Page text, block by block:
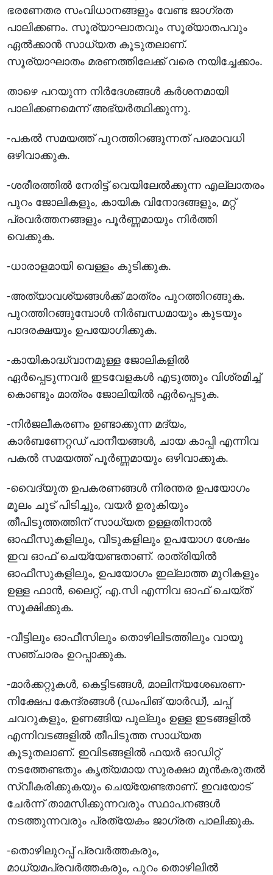
ഭരണേതര സംവിധാനങ്ങളും വേണ്ട ജാഗ്രത
പാലിക്കണം. സൂര്യാഘാതവും സൂര്യാതപവും
ഏൽക്കാൻ സാധ്യത കൂടുതലാണ്.
സൂര്യാഘാതം മരണത്തിലേക്ക് വരെ നയിച്ചേക്കാം.
താഴെ പറയുന്ന നിർദേശങ്ങൾ കർശനമായി
പാലിക്കണമെന്ന് അഭ്യർത്ഥിക്കുന്നു.
-പകൽ സമയത്ത് പുറത്തിറങ്ങുന്നത് പരമാവധി
ഒഴിവാക്കുക.
-ശരീരത്തിൽ നേരിട്ട് വെയിലേൽക്കുന്ന എല്ലാതരം
പുറം ജോലികളും, കായിക വിനോദങ്ങളും, മറ്റ്
പ്രവർത്തനങ്ങളും പൂർണ്ണമായും നിർത്തി
വെക്കുക.
-ധാരാളമായി വെള്ളം കുടിക്കുക.
-അത്യാവശ്യങ്ങൾക്ക് മാത്രം പുറത്തിറങ്ങുക.
പുറത്തിറങ്ങുമ്പോൾ നിർബന്ധമായും കുടയും
പാദരക്ഷയും ഉപയോഗിക്കുക.
-കായികാദ്ധ്വാനമുള്ള ജോലികളിൽ
ഏർപ്പെടുന്നവർ ഇടവേളകൾ എടുത്തും വിശ്രമിച്ച്
കൊണ്ടും മാത്രം ജോലിയിൽ ഏർപ്പെടുക.
-നിർജലീകരണം ഉണ്ടാക്കുന്ന മദ്യം,
കാർബണേറ്റഡ് പാനീയങ്ങൾ, ചായ കാപ്പി എന്നിവ
പകൽ സമയത്ത് പൂർണ്ണമായും ഒഴിവാക്കുക.
-വൈദ്യുത ഉപകരണങ്ങൾ നിരന്തര ഉപയോഗം
മൂലം ചൂട് പിടിച്ചും, വയർ ഉരുകിയും
തീപിടുത്തത്തിന് സാധ്യത ഉള്ളതിനാൽ
ഓഫീസുകളിലും, വീടുകളിലും ഉപയോഗ ശേഷം
ഇവ ഓഫ് ചെയ്യേണ്ടതാണ്. രാത്രിയിൽ
ഓഫീസുകളിലും, ഉപയോഗം ഇല്ലാത്ത മുറികളും
ഉള്ള ഫാൻ, ലൈറ്റ്, എ.സി എന്നിവ ഓഫ് ചെയ്ത്
സൂക്ഷിക്കുക.
-വീട്ടിലും ഓഫീസിലും തൊഴിലിടത്തിലും വായു
സഞ്ചാരം ഉറപ്പാക്കുക.
-മാർക്കറ്റുകൾ, കെട്ടിടങ്ങൾ, മാലിന്യശേഖരണ-
നിക്ഷേപ കേന്ദ്രങ്ങൾ (ഡംപിങ് യാർഡ്), ചപ്പ്
ചവറുകളും, ഉണങ്ങിയ പുല്ലും ഉള്ള ഇടങ്ങളിൽ
എന്നിവടങ്ങളിൽ തീപിടുത്ത സാധ്യത
കൂടുതലാണ്. ഇവിടങ്ങളിൽ ഫയർ ഓഡിറ്റ്
നടത്തേണ്ടതും കൃത്യമായ സുരക്ഷാ മുൻകരുതൽ
സ്വീകരിക്കുകയും ചെയ്യേണ്ടതാണ്. ഇവയോട്
ചേർന്ന് താമസിക്കുന്നവരും സ്ഥാപനങ്ങൾ
നടത്തുന്നവരും പ്രത്യേകം ജാഗ്രത പാലിക്കുക.
-തൊഴിലുറപ്പ് പ്രവർത്തകരും,
മാധ്യമപ്രവർത്തകരും, പുറം തൊഴിലിൽ